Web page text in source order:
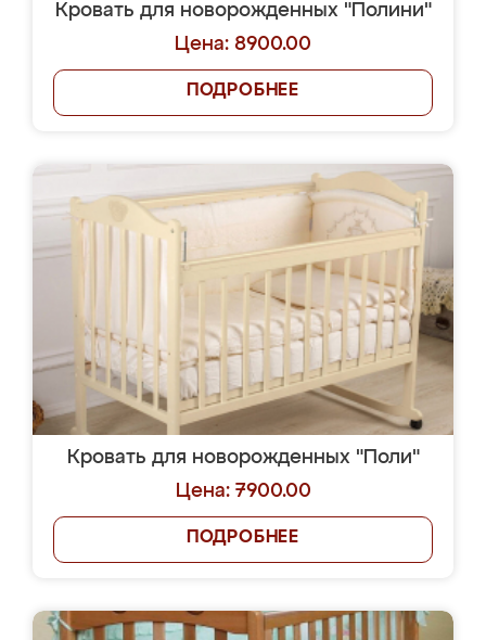
Кровать для новорожденных "Полини"
Цена: 8900.00
ПОДРОБНЕЕ
Кровать для новорожденных "Поли"
Цена: 7900.00
ПОДРОБНЕЕ